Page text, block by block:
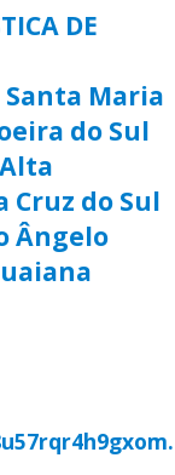
DE
Maria
do Sul
Cruz do Sul
Ângelo